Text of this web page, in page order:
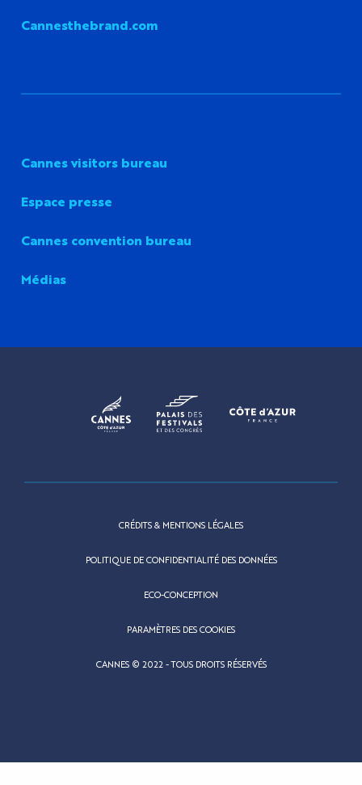
Cannesthebrand.com
Cannes visitors bureau
Espace presse
Cannes convention bureau
Médias
CRÉDITS & MENTIONS LÉGALES
POLITIQUE DE CONFIDENTIALITÉ DES DONNÉES
ECO-CONCEPTION
PARAMÈTRES DES COOKIES
CANNES © 2022 - TOUS DROITS RÉSERVÉS